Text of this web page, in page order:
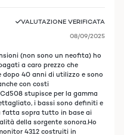
VALUTAZIONE VERIFICATA
08/09/2025
(non sono un neofita) ho
a caro prezzo che
40 anni di utilizzo e sono
con costi
stupisce per la gamma
i bassi sono definiti e
fatta sopra tutto in base ai
della sorgente sonora.Ho
4312 costruiti in